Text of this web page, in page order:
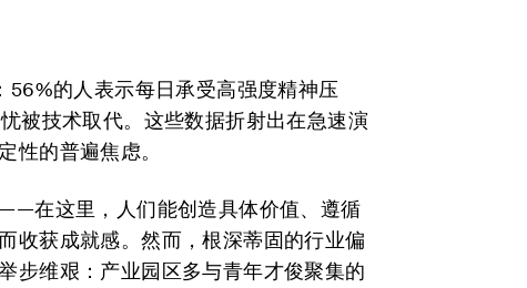
：56%的人表示每日承受高强度精神压
被技术取代。这些数据折射出在急速演
性的普遍焦虑。
在这里，人们能创造具体价值、遵循
收获成就感。然而，根深蒂固的行业偏
步维艰：产业园区多与青年才俊聚集的